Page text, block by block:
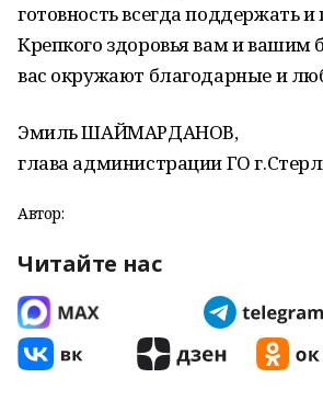
готовность всегда поддержать и
Крепкого здоровья вам и вашим
вас окружают благодарные и
Эмиль ШАЙМАРДАНОВ,
глава администрации ГО
Автор:
Читайте нас